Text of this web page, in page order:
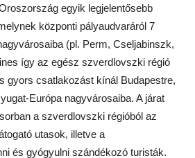
egyik legjelentősebb
központi pályaudvaráról 7
(pl. Perm, Cseljabinszk,
így az egész szverdlovszki régió
gyors csatlakozást kínál Budapestre,
Európa nagyvárosaiba. A járat
a szverdlovszki régióból az
utasok, illetve a
és gyógyulni szándékozó turisták.